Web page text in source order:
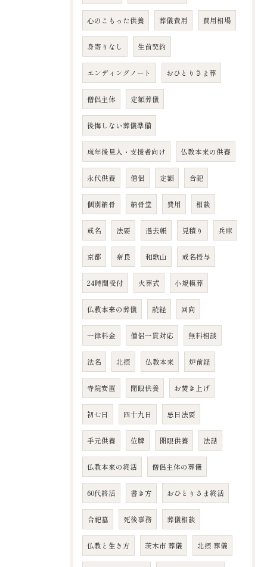
心のこもった供養 葬儀費用 費用相場
身寄りなし 生前契約
エンディングノート おひとりさま葬
僧侶主体 定額葬儀
後悔しない葬儀準備
成年後見人・支援者向け 仏教本来の供養
永代供養 僧侶 定額 合祀
個別納骨 納骨堂 費用 相談
戒名 法要 過去帳 見積り 兵庫
京都 奈良 和歌山 戒名授与
24時間受付 火葬式 小規模葬
仏教本来の葬儀 読経 回向
一律料金 僧侶一貫対応 無料相談
法名 北摂 仏教本来 炉前経
寺院安置 閉眼供養 お焚き上げ
初七日 四十九日 忌日法要
手元供養 位牌 開眼供養 法話
仏教本来の終活 僧侶主体の葬儀
60代終活 書き方 おひとりさま終活
合祀墓 死後事務 葬儀相談
仏教と生き方 茨木市 葬儀 北摂 葬儀